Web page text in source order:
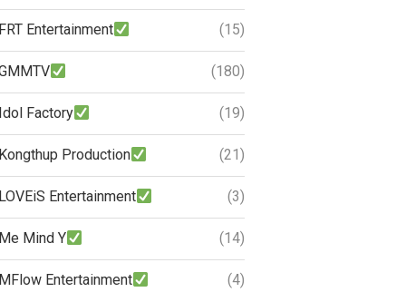
FRT Entertainment (15)
(180)
Idol Factory (19)
Kongthup Production (21)
LOVEiS Entertainment (3)
Me Mind Y (14)
MFlow Entertainment (4)